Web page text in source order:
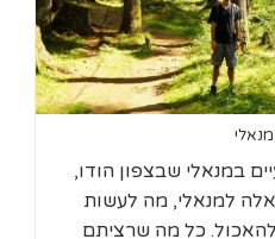
מנאלי
במנאלי שבצפון הודו,
למנאלי, מה לעשות
להאכול. כל מה שרציתם